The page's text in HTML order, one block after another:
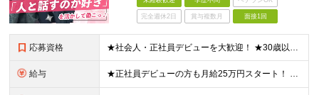
完全週休2日 賞与複数月 面接1回
応募資格 ★社会人・正社員デビューを大歓迎！ ★30歳以下限定（※若年層の長期キャリア形成のため） ★学歴・経験一切不問！ -------【採用担当】より------------ 「過去は変えられないけど、未
給与 ★正社員デビューの方も月給25万円スタート！ ★プロジェクト先でインセンティブが出ることもあります◎ ＼未経験1年目想定年収：348万円～468万円／ 月給：25万円～35万円＋交通費全額支給＋資格